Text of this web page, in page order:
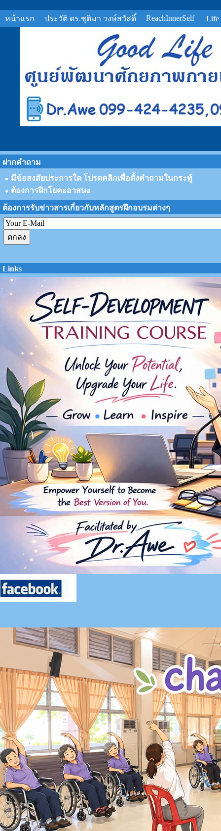
หน้าแรก ประวัติ ดร.ชุติมา วงษ์สวัสดิ์ ReachInnerSelf Life
ฝากคำถาม
มีข้อสงสัยประการใด โปรดคลิกเพื่อตั้งคำถามในกระทู้
ต้องการฝึกโยคะอาสนะ
ต้องการรับข่าวสารเกี่ยวกับหลักสูตรฝึกอบรมต่างๆ
Links